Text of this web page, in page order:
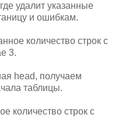
удалит указанные
и ошибкам.
количество строк с
3.
head, получаем
таблицы.
количество строк с